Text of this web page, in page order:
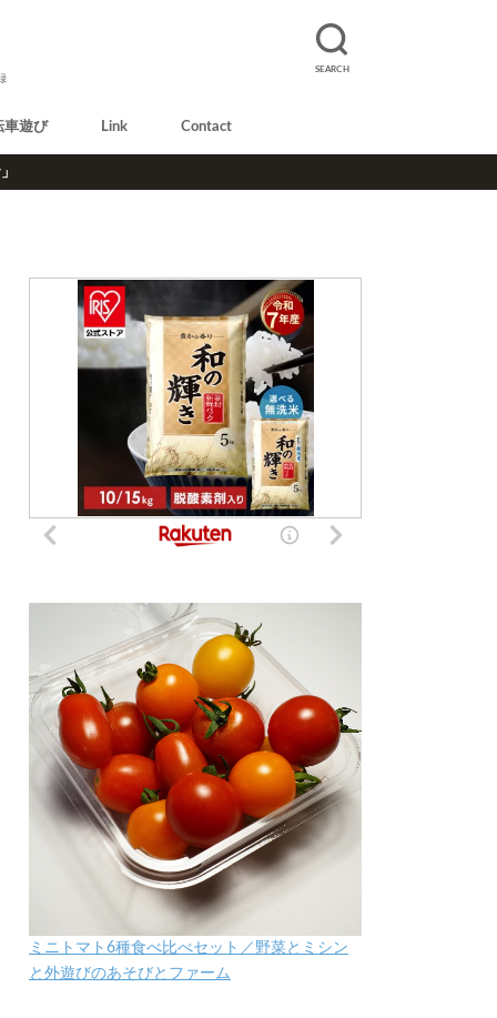
SEARCH
車遊び Link Contact
ミニトマト6種食べ比べセット／野菜とミシン
と外遊びのあそびとファーム